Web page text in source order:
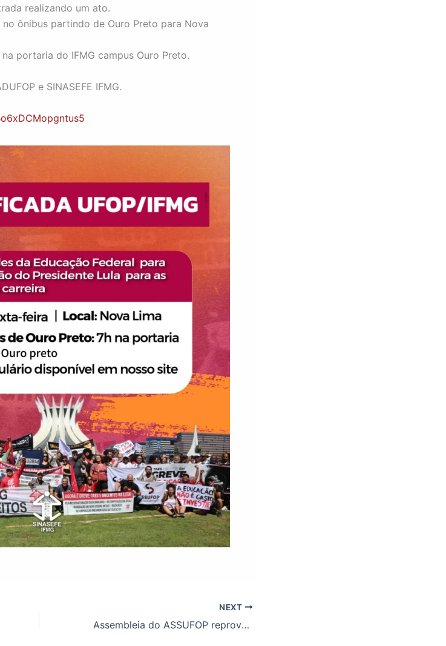
realizando um ato.
ônibus partindo de Ouro Preto para Nova
na portaria do IFMG campus Ouro Preto.
e SINASEFE IFMG.
NEXT
Assembleia do ASSUFOP reprova proposta do governo e intensifica movimento grevista